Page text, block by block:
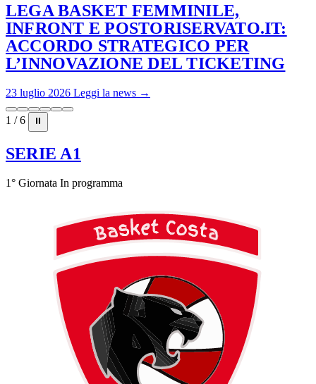
LEGA BASKET FEMMINILE,
INFRONT E POSTORISERVATO.IT:
ACCORDO STRATEGICO PER
L’INNOVAZIONE DEL TICKETING
23 luglio 2026 Leggi la news →
1 / 6 ⏸
SERIE A1
1° Giornata In programma